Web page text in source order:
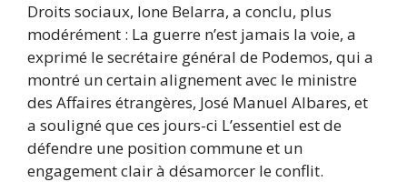
Droits sociaux, Ione Belarra, a conclu, plus
modérément : La guerre n’est jamais la voie, a
exprimé le secrétaire général de Podemos, qui a
montré un certain alignement avec le ministre
des Affaires étrangères, José Manuel Albares, et
a souligné que ces jours-ci L’essentiel est de
défendre une position commune et un
engagement clair à désamorcer le conflit.